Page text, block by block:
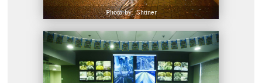
Photo by: Shtiner